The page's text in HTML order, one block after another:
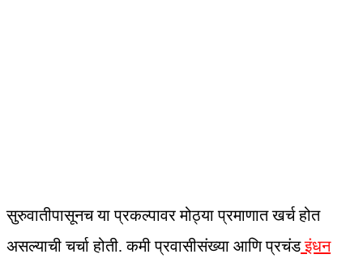
सुरुवातीपासूनच या प्रकल्पावर मोठ्या प्रमाणात खर्च होत
असल्याची चर्चा होती. कमी प्रवासीसंख्या आणि प्रचंडइंधन